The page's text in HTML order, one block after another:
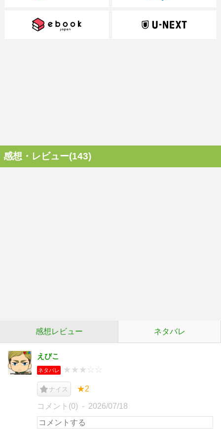
感想・レビュー(143)
感想レビュー ネタバレ
えびこ
ネタバレ ★★★☆☆
ナイス ★2
コメント(0) 2026/07/18